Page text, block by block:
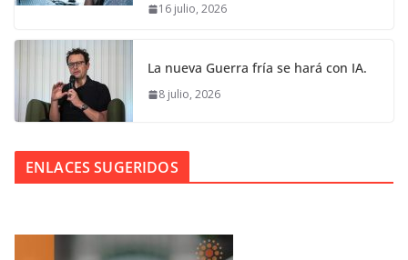
16 julio, 2026
La nueva Guerra fría se hará con IA.
8 julio, 2026
ENLACES SUGERIDOS